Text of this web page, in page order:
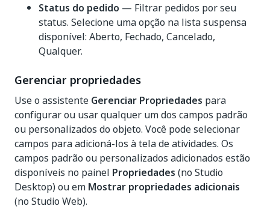
Status do pedido — Filtrar pedidos por seu
status. Selecione uma opção na lista suspensa
disponível: Aberto, Fechado, Cancelado,
Qualquer.
Gerenciar propriedades
Use o assistente Gerenciar Propriedades para
configurar ou usar qualquer um dos campos padrão
ou personalizados do objeto. Você pode selecionar
campos para adicioná-los à tela de atividades. Os
campos padrão ou personalizados adicionados estão
disponíveis no painel Propriedades (no Studio
Desktop) ou em Mostrar propriedades adicionais
(no Studio Web).